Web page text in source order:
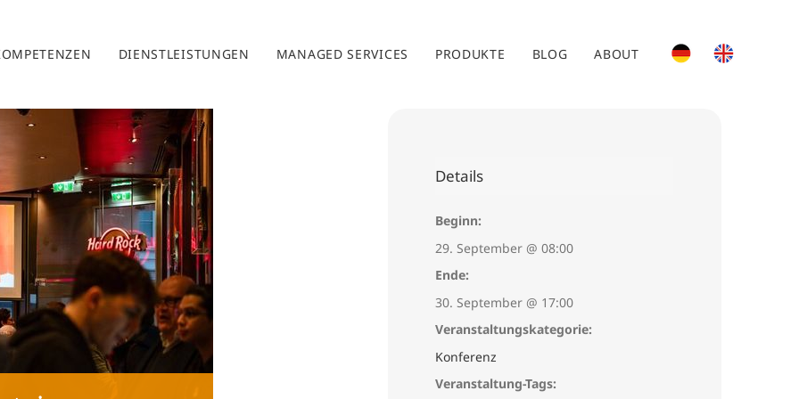
DIENSTLEISTUNGEN MANAGED SERVICES PRODUKTE BLOG ABOUT
Details
Beginn:
29. September @ 08:00
Ende:
30. September @ 17:00
Veranstaltungskategorie:
Konferenz
Veranstaltung-Tags: